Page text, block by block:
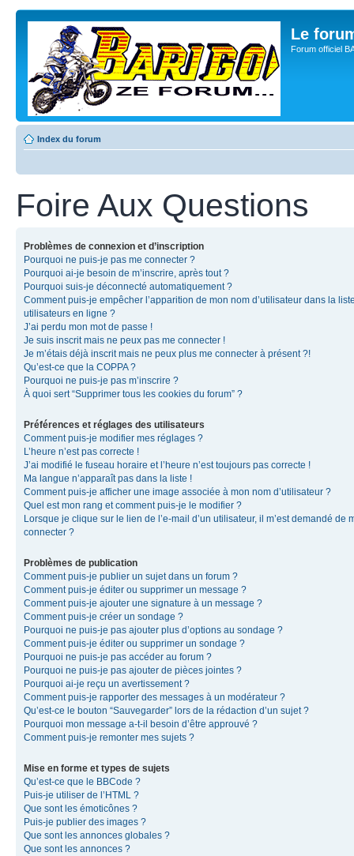
Le
Forum officiel
Index du forum
Foire Aux Questions
Problèmes de connexion et d’inscription
Pourquoi ne puis-je pas me connecter ?
Pourquoi ai-je besoin de m’inscrire, après tout ?
Pourquoi suis-je déconnecté automatiquement ?
Comment puis-je empêcher l’apparition de mon nom d’utilisateur dans la
utilisateurs en ligne ?
J’ai perdu mon mot de passe !
Je suis inscrit mais ne peux pas me connecter !
Je m’étais déjà inscrit mais ne peux plus me connecter à présent ?!
Qu’est-ce que la COPPA ?
Pourquoi ne puis-je pas m’inscrire ?
À quoi sert “Supprimer tous les cookies du forum” ?
Préférences et réglages des utilisateurs
Comment puis-je modifier mes réglages ?
L’heure n’est pas correcte !
J’ai modifié le fuseau horaire et l’heure n’est toujours pas correcte !
Ma langue n’apparaît pas dans la liste !
Comment puis-je afficher une image associée à mon nom d’utilisateur ?
Quel est mon rang et comment puis-je le modifier ?
Lorsque je clique sur le lien de l’e-mail d’un utilisateur, il m’est demandé de
connecter ?
Problèmes de publication
Comment puis-je publier un sujet dans un forum ?
Comment puis-je éditer ou supprimer un message ?
Comment puis-je ajouter une signature à un message ?
Comment puis-je créer un sondage ?
Pourquoi ne puis-je pas ajouter plus d’options au sondage ?
Comment puis-je éditer ou supprimer un sondage ?
Pourquoi ne puis-je pas accéder au forum ?
Pourquoi ne puis-je pas ajouter de pièces jointes ?
Pourquoi ai-je reçu un avertissement ?
Comment puis-je rapporter des messages à un modérateur ?
Qu’est-ce le bouton “Sauvegarder” lors de la rédaction d’un sujet ?
Pourquoi mon message a-t-il besoin d’être approuvé ?
Comment puis-je remonter mes sujets ?
Mise en forme et types de sujets
Qu’est-ce que le BBCode ?
Puis-je utiliser de l’HTML ?
Que sont les émoticônes ?
Puis-je publier des images ?
Que sont les annonces globales ?
Que sont les annonces ?